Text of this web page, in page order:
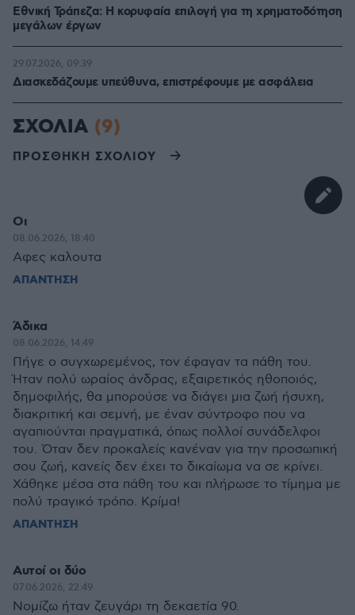
Εθνική Τράπεζα: Η κορυφαία επιλογή για τη χρηματοδότηση
μεγάλων έργων
Διασκεδάζουμε υπεύθυνα, επιστρέφουμε με ασφάλεια
29.07.2026, 09:39
ΣΧΟΛΙΑ (9)
ΠΡΟΣΘΗΚΗ ΣΧΟΛΙΟΥ
Οι
08.06.2026, 18:40
Αφες καλουτα
ΑΠΑΝΤΗΣΗ
Άδικα
08.06.2026, 14:49
Πήγε ο συγχωρεμένος, τον έφαγαν τα πάθη του.
Ήταν πολύ ωραίος άνδρας, εξαιρετικός ηθοποιός,
δημοφιλής, θα μπορούσε να διάγει μια ζωή ήσυχη,
διακριτική και σεμνή, με έναν σύντροφο που να
αγαπιούνται πραγματικά, όπως πολλοί συνάδελφοι
του. Όταν δεν προκαλείς κανέναν για την προσωπική
σου ζωή, κανείς δεν έχει το δικαίωμα να σε κρίνει.
Χάθηκε μέσα στα πάθη του και πλήρωσε το τίμημα με
πολύ τραγικό τρόπο. Κρίμα!
ΑΠΑΝΤΗΣΗ
Αυτοί οι δύο
07.06.2026, 22:49
Νομίζω ήταν ζευγάρι τη δεκαετία 90.